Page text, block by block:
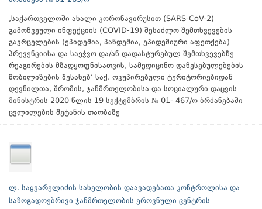
,საქართველოში ახალი კორონავირუსით (SARS-CoV-2)
გამოწვეული ინფექციის (COVID-19) შესაძლო შემთხვევების
გავრცელების (ეპიდემია, პანდემია, ეპიდემიური აფეთქება)
პრევენციისა და საეჭვო და/ან დადასტურებულ შემთხვევებზე
რეაგირების მზადყოფნისათვის, სამედიცინო დაწესებულებების
მობილიზების შესახებ‘ საქ. ოკუპირებული ტერიტორიებიდან
დევნილთა, შრომის, ჯანმრთელობისა და სოციალური დაცვის
მინისტრის 2020 წლის 19 სექტემბრის № 01- 467/ო ბრძანებაში
ცვლილების შეტანის თაობაზე
ლ. საყვარელიძის სახელობის დაავადებათა კონტროლისა და
საზოგადოებრივი ჯანმრთელობის ეროვნული ცენტრის